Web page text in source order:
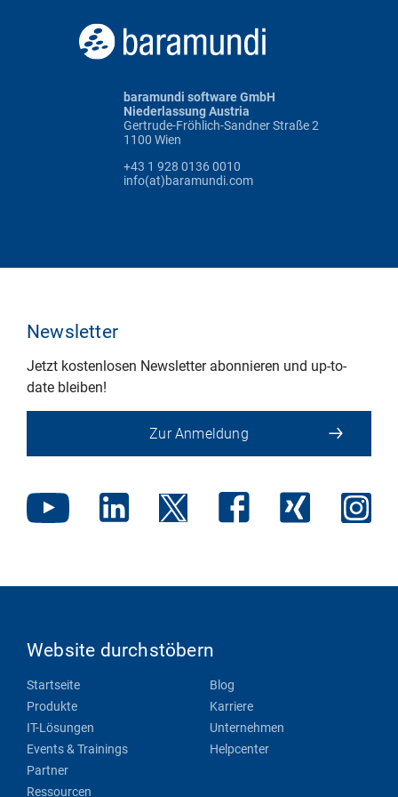
baramundi software GmbH
Niederlassung Austria
Gertrude-Fröhlich-Sandner Straße 2
1100 Wien
+43 1 928 0136 0010
info(at)baramundi.com
Newsletter
Jetzt kostenlosen Newsletter abonnieren und up-to-
date bleiben!
Zur Anmeldung
Website durchstöbern
Startseite
Produkte
IT-Lösungen
Events & Trainings
Partner
Ressourcen
Blog
Karriere
Unternehmen
Helpcenter